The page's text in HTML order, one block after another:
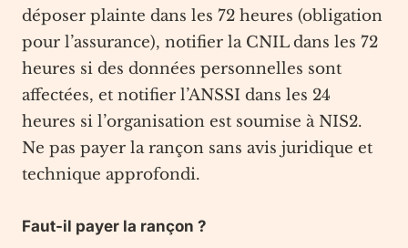
déposer plainte dans les 72 heures (obligation
pour l’assurance), notifier la CNIL dans les 72
heures si des données personnelles sont
affectées, et notifier l’ANSSI dans les 24
heures si l’organisation est soumise à NIS2.
Ne pas payer la rançon sans avis juridique et
technique approfondi.
Faut-il payer la rançon ?